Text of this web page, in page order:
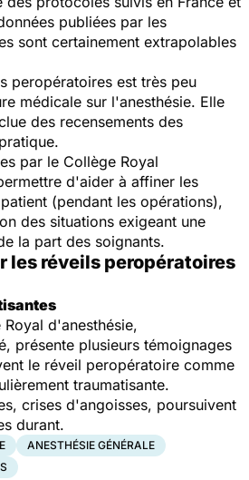
publiées par les
sont certainement extrapolables
peropératoires est très peu
médicale sur l'anesthésie. Elle
des recensements des
par le Collège Royal
d'aider à affiner les
(pendant les opérations),
des situations exigeant une
la part des soignants.
les réveils peropératoires
d'anesthésie,
présente plusieurs témoignages
le réveil peropératoire comme
traumatisante.
crises d'angoisses, poursuivent
durant.
ANESTHÉSIE GÉNÉRALE